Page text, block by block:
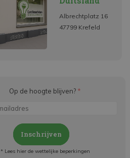
Albrechtplatz 16
47799 Krefeld
Op de hoogte blijven? *
Inschrijven
* Lees hier de wettelijke beperkingen